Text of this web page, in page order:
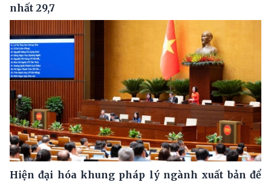
nhất 29,7
Hiện đại hóa khung pháp lý ngành xuất bản để